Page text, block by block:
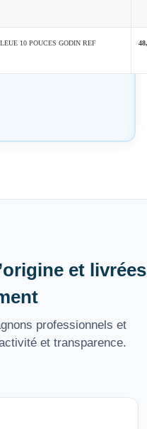
10 POUCES GODIN REF
et livrées
professionnels et
et transparence.